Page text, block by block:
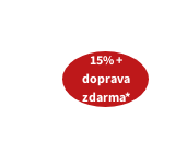
15% +
doprava
zdarma*